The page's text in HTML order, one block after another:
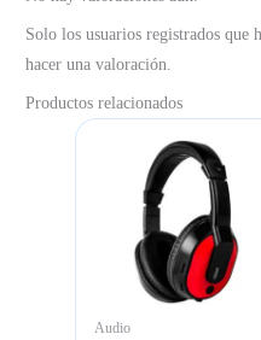
Solo los usuarios registrados que
hacer una valoración.
Productos relacionados
Audio